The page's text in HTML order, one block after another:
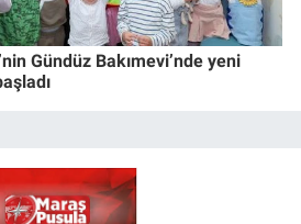
Gündüz Bakımevi’nde yeni